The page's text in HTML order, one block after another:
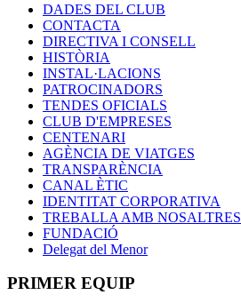
DADES DEL CLUB
CONTACTA
DIRECTIVA I CONSELL
HISTÒRIA
INSTAL·LACIONS
PATROCINADORS
TENDES OFICIALS
CLUB D'EMPRESES
CENTENARI
AGÈNCIA DE VIATGES
TRANSPARÈNCIA
CANAL ÈTIC
IDENTITAT CORPORATIVA
TREBALLA AMB NOSALTRES
FUNDACIÓ
Delegat del Menor
PRIMER EQUIP